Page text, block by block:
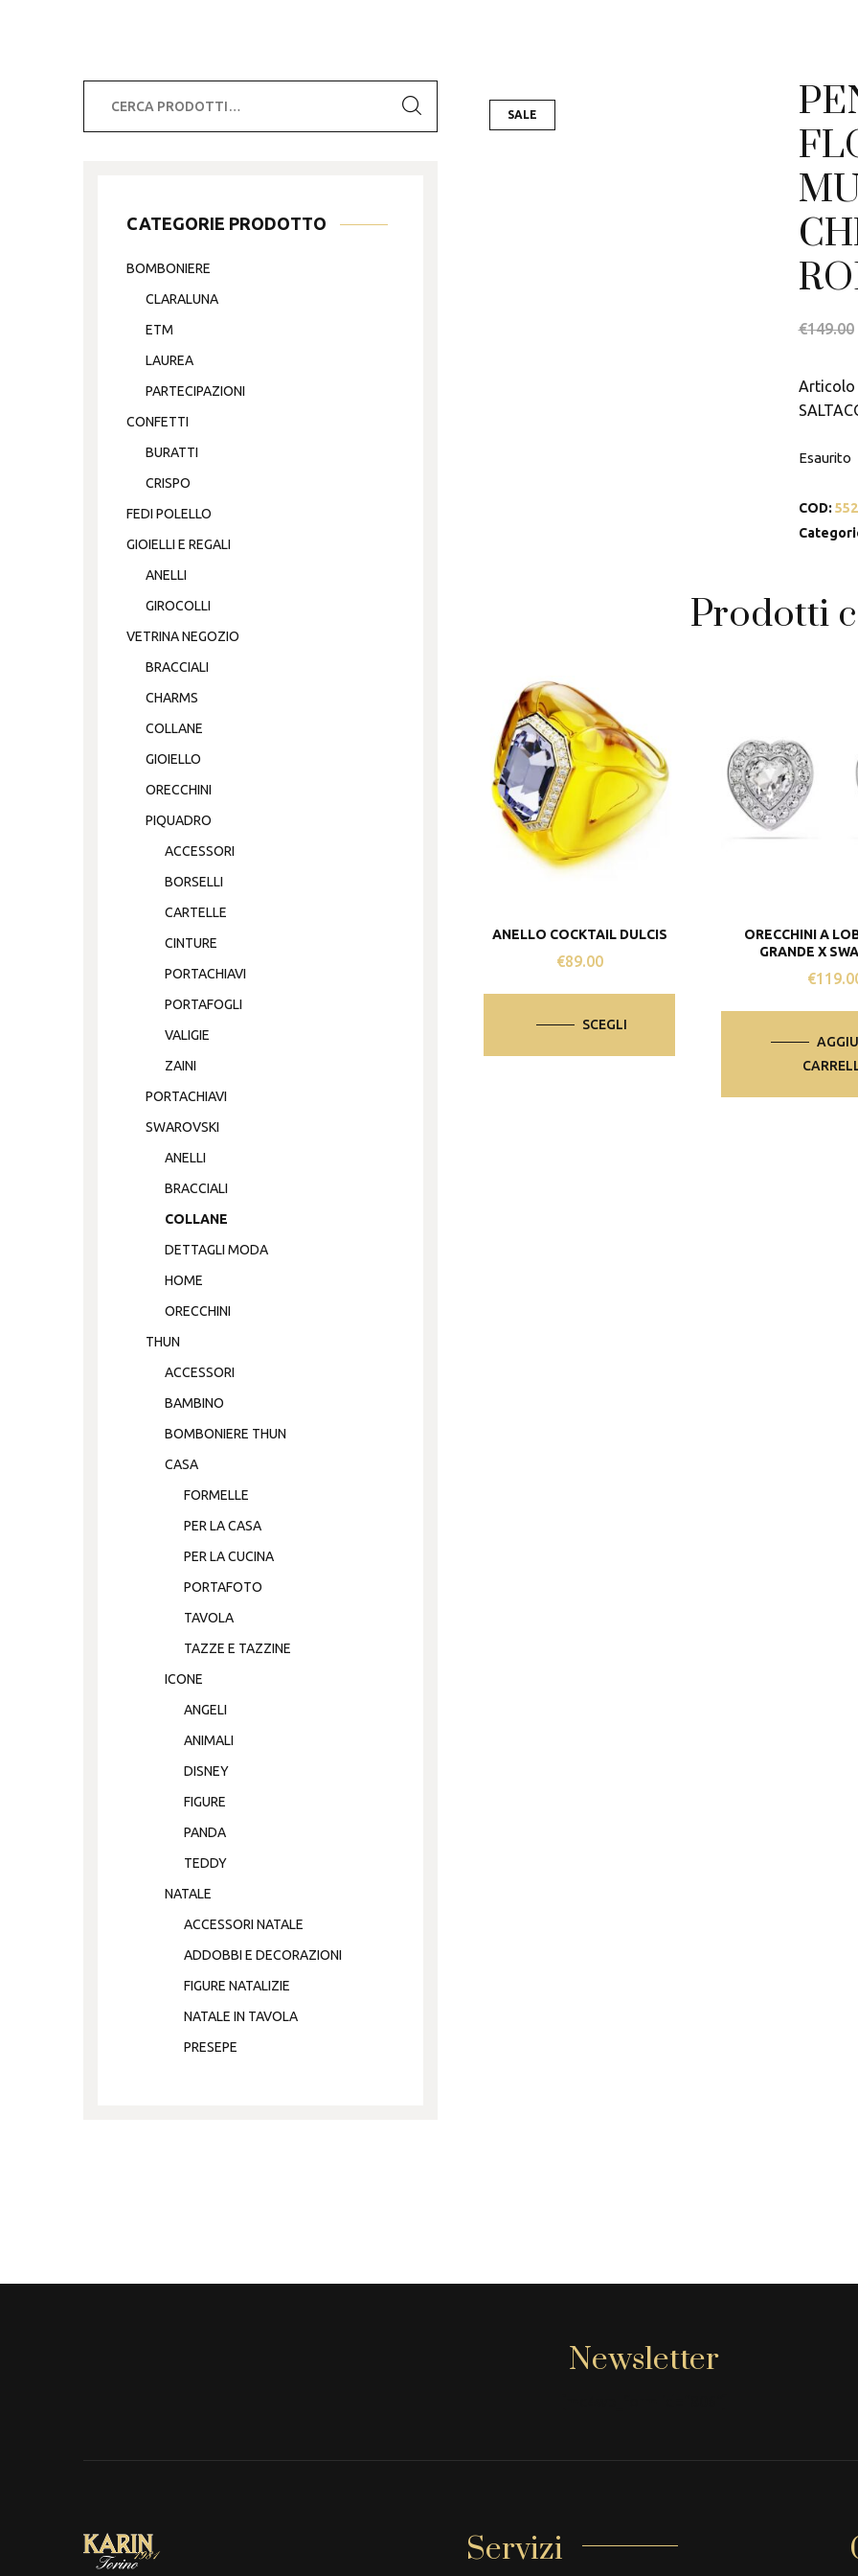
SALE
€149.00
Articolo
Esaurito
COD:
Prodotti
ANELLO COCKTAIL DULCIS
€89.00
SCEGLI
prodotto
ORECCHINI A
GRANDE X
€
CATEGORIE PRODOTTO
BOMBONIERE
CLARALUNA
ETM
LAUREA
PARTECIPAZIONI
CONFETTI
BURATTI
CRISPO
FEDI POLELLO
GIOIELLI E REGALI
ANELLI
GIROCOLLI
VETRINA NEGOZIO
BRACCIALI
CHARMS
COLLANE
GIOIELLO
ORECCHINI
PIQUADRO
ACCESSORI
BORSELLI
CARTELLE
CINTURE
PORTACHIAVI
PORTAFOGLI
VALIGIE
ZAINI
PORTACHIAVI
SWAROVSKI
ANELLI
BRACCIALI
COLLANE
DETTAGLI MODA
HOME
ORECCHINI
THUN
ACCESSORI
BAMBINO
BOMBONIERE THUN
CASA
FORMELLE
PER LA CASA
PER LA CUCINA
PORTAFOTO
TAVOLA
TAZZE E TAZZINE
ICONE
ANGELI
ANIMALI
DISNEY
FIGURE
PANDA
TEDDY
NATALE
ACCESSORI NATALE
ADDOBBI E DECORAZIONI
FIGURE NATALIZIE
NATALE IN TAVOLA
PRESEPE
Newsletter
Servizi